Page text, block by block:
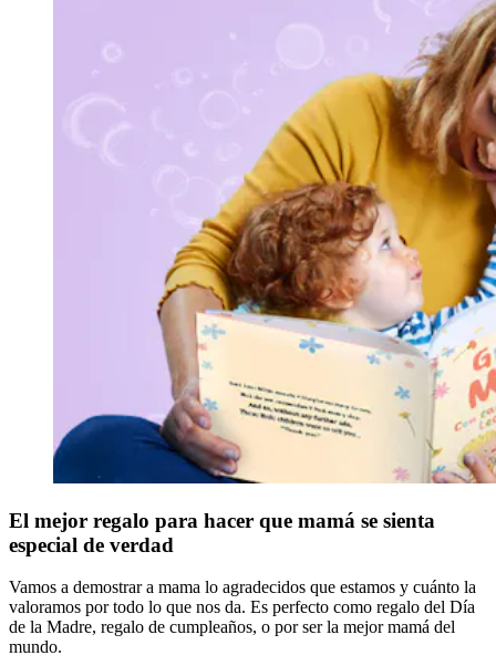
El mejor regalo para hacer que mamá se sienta
especial de verdad
Vamos a demostrar a mama lo agradecidos que estamos y cuánto la
valoramos por todo lo que nos da. Es perfecto como regalo del Día
de la Madre, regalo de cumpleaños, o por ser la mejor mamá del
mundo.